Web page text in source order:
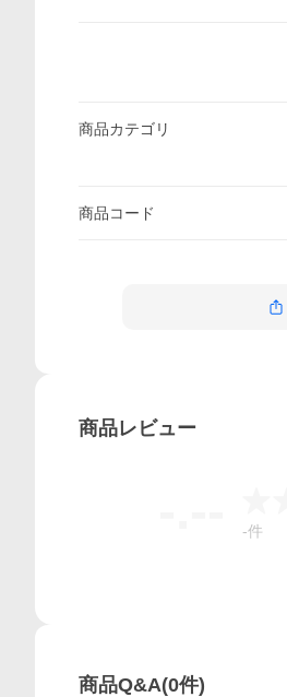
商品カテゴリ
商品コード
商品レビュー
-件
商品Q&A(0件)